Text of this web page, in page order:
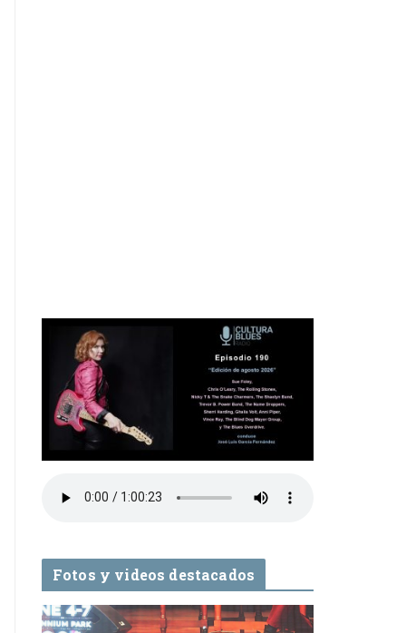
Fotos y videos destacados